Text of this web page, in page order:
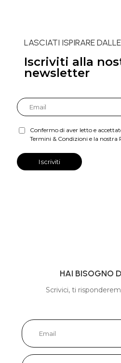
LASCIATI ISPIRARE
Iscriviti alla
newsletter
Confermo di aver letto e
Termini & Condizioni e la nostra
HAI BISOGNO
Scrivici, ti